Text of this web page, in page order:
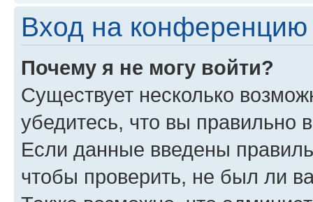
Вход на конференцию
Почему я не могу войти?
Существует несколько
убедитесь, что вы правильно
Если данные введены
чтобы проверить, не был ли